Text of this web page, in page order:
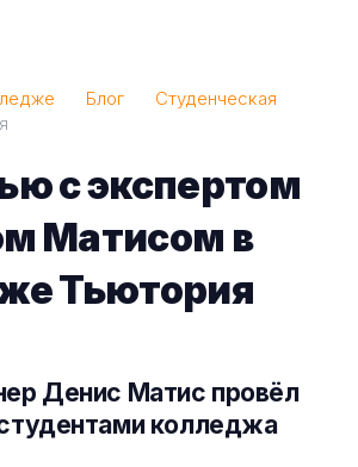
Блог
Студенческая
с экспертом
Матисом в
Тьютория
Денис Матис провёл
колледжа